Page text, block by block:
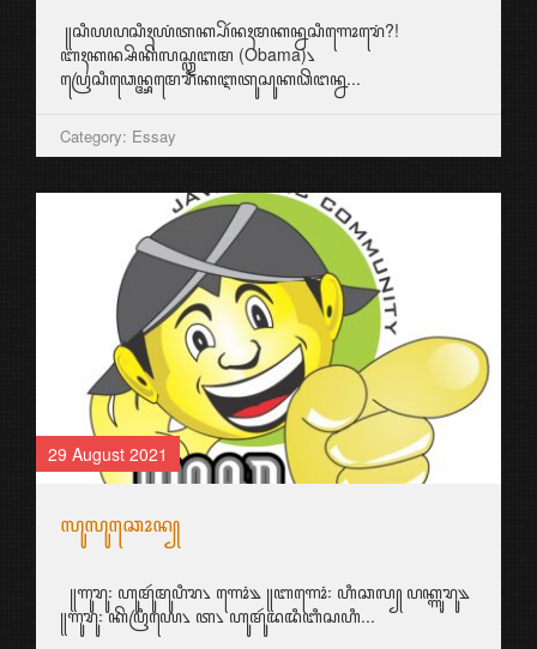
꧋ꦱꦶꦪꦥꦱꦶꦃꦪꦁꦠꦏ꧀ꦥꦼꦂꦤꦃꦩꦏꦤ꧀ꦤꦱꦶꦒꦺꦴꦫꦺꦁ?!
ꦧꦃꦏꦤ꧀ꦱꦼꦏꦼꦭꦱ꧀ꦎꦧꦩ (Obama)꧈
ꦥꦿꦺꦱꦶꦣꦺꦤ꧀ꦄꦩꦺꦫꦶꦏꦆꦠꦸꦱꦸꦏꦣꦼꦔꦤ꧀ꦤ...
Category: Essay
29 August 2021
ꦭꦸꦭꦸꦕꦺꦴꦤ꧀
꧋ꦒꦸꦫꦸ꧇ ꦲꦸꦩꦸꦂꦩꦸꦥꦶꦫ꧈ ꦒꦺꦴꦁ꧉ ꧋ꦧꦒꦺꦴꦁ꧇ ꦲꦶꦕꦭ꧀ ꦥꦏ꧀ꦒꦸꦫꦸ꧉
꧋ꦒꦸꦫꦸ꧇ ꦏꦼꦥꦿꦶꦪꦺ꧈ ꦠ꧈ ꦲꦸꦩꦸꦂꦢꦢꦶꦧꦶꦱꦲꦶ...